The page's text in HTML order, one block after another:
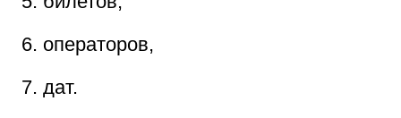
операторов,
дат.